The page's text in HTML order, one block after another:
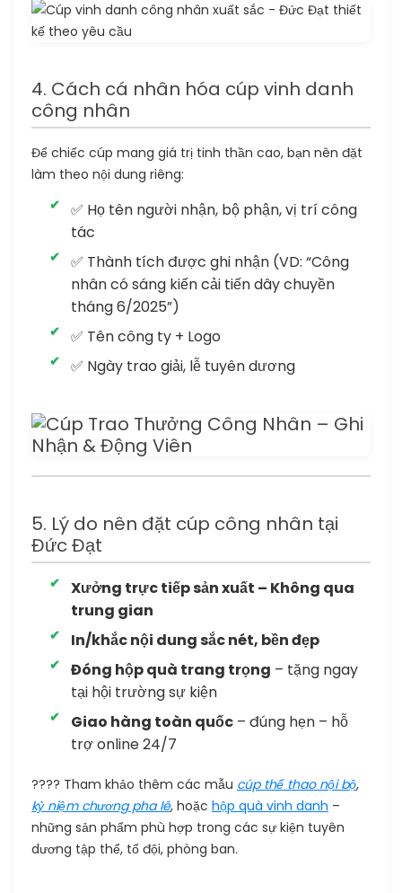
4. Cách cá nhân hóa cúp vinh danh
công nhân
Để chiếc cúp mang giá trị tinh thần cao, bạn nên đặt
làm theo nội dung riêng:
✅ Họ tên người nhận, bộ phận, vị trí công
tác
✅ Thành tích được ghi nhận (VD: “Công
nhân có sáng kiến cải tiến dây chuyền
tháng 6/2025”)
✅ Tên công ty + Logo
✅ Ngày trao giải, lễ tuyên dương
5. Lý do nên đặt cúp công nhân tại
Đức Đạt
Xưởng trực tiếp sản xuất – Không qua
trung gian
In/khắc nội dung sắc nét, bền đẹp
Đóng hộp quà trang trọng – tặng ngay
tại hội trường sự kiện
Giao hàng toàn quốc – đúng hẹn – hỗ
trợ online 24/7
???? Tham khảo thêm các mẫu cúp thể thao nội bộ,
kỷ niệm chương pha lê, hoặc hộp quà vinh danh –
những sản phẩm phù hợp trong các sự kiện tuyên
dương tập thể, tổ đội, phòng ban.